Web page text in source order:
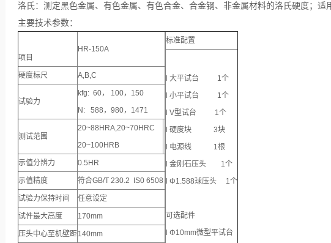
洛氏：测定黑色金属、有色金属、有色合金、合金钢、非金属材料的洛氏硬度；适
主要技术参数：
项目
HR-150A
标准配置
l 大平试台 1个
l 小平试台 1个
l V型试台 1个
l 硬度块 3块
l 电源线 1根
l 金刚石压头 1个
l Φ1.588球压头 1个
可选配件
l Φ10mm微型平试台
硬度标尺 A,B,C
试验力
kfg: 60， 100，150
N: 588，980，1471
测试范围
20~88HRA,20~70HRC
20~100HRB
示值分辨力 0.5HR
示值精度 符合GB/T 230.2 IS0 6508
试验力保持时间 任意设定
试件最大高度 170mm
压头中心至机壁距140mm